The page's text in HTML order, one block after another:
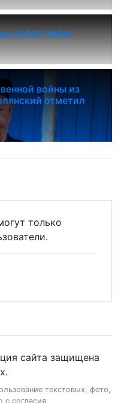
(1910-1994)
войны из
отметил
только
сайта защищена
текстовых, фото,
с согласия